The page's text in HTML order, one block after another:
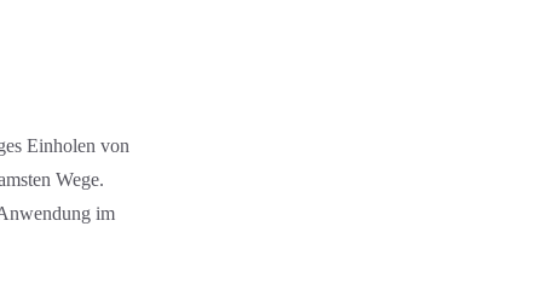
Einholen von
Wege.
im